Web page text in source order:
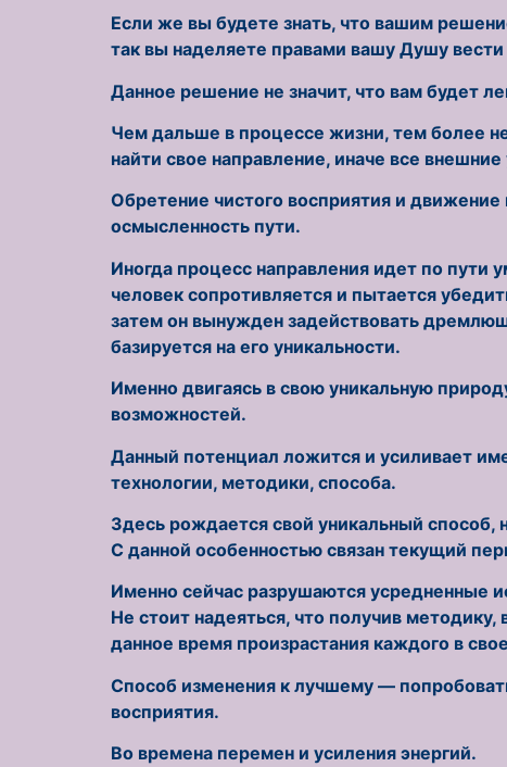
Если же вы будете знать, что вашим
так вы наделяете правами вашу Душу вести
Данное решение не значит, что вам будет
Чем дальше в процессе жизни, тем более
найти свое направление, иначе все
Обретение чистого восприятия и
осмысленность пути.
Иногда процесс направления идет по пути
человек сопротивляется и пытается
затем он вынужден задействовать
базируется на его уникальности.
Именно двигаясь в свою уникальную
возможностей.
Данный потенциал ложится и усиливает
технологии, методики, способа.
Здесь рождается свой уникальный
С данной особенностью связан текущий
Именно сейчас разрушаются усредненные
Не стоит надеяться, что получив
данное время произрастания каждого в
Способ изменения к лучшему —
восприятия.
Во времена перемен и усиления энергий.